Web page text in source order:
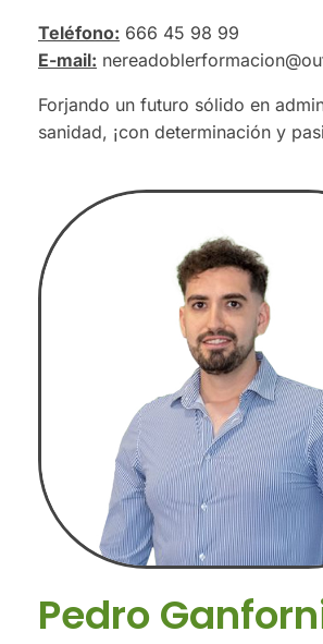
Teléfono: 666 45 98 99
E-mail:
Forjando un futuro sólido en
sanidad, ¡con determinación y
Pedro